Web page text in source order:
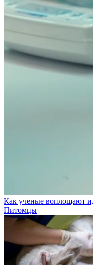
Как ученые воплощают
Питомцы